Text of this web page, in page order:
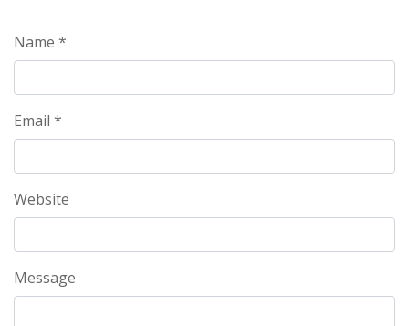
Name *
Email *
Website
Message